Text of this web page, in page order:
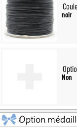
noir
Non
Option